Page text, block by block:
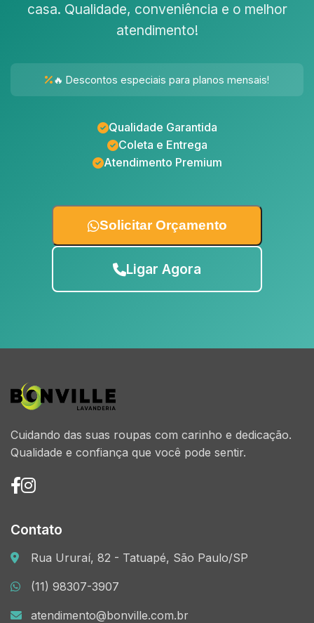
casa. Qualidade, conveniência e o melhor
atendimento!
🔥 Descontos especiais para planos mensais!
Qualidade Garantida
Coleta e Entrega
Atendimento Premium
Solicitar Orçamento
Ligar Agora
Cuidando das suas roupas com carinho e dedicação.
Qualidade e confiança que você pode sentir.
Contato
Rua Ururaí, 82 - Tatuapé, São Paulo/SP
(11) 98307-3907
atendimento@bonville.com.br